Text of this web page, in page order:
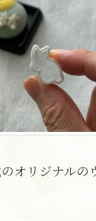
のオリジナルの